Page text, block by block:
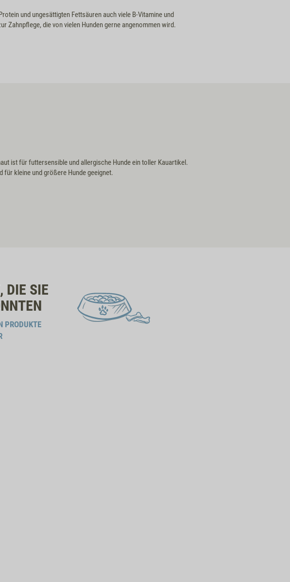
und ungesättigten Fettsäuren auch viele B-Vitamine und
Zahnpflege, die von vielen Hunden gerne angenommen wird.
ist für futtersensible und allergische Hunde ein toller Kauartikel.
für kleine und größere Hunde geeignet.
DIE SIE
PRODUKTE